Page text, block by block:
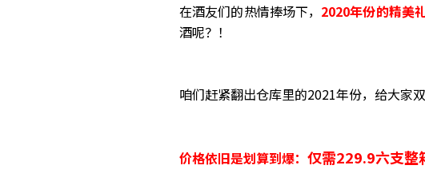
在酒友们的热情捧场下， 2020年份的精美
酒呢？！
咱们赶紧翻出仓库里的2021年份，给大家双
价格依旧是划算到爆： 仅需229.9六支整